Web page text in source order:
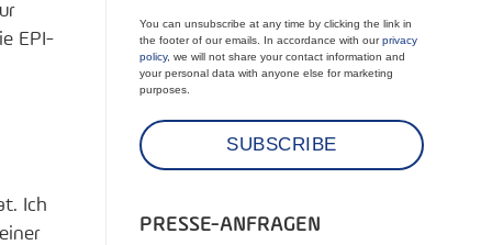
EPI-
Ich
You can unsubscribe at any time by clicking the link in
the footer of our emails. In accordance with ourprivacy
policy, we will not share your contact information and
your personal data with anyone else for marketing
purposes.
PRESSE-ANFRAGEN